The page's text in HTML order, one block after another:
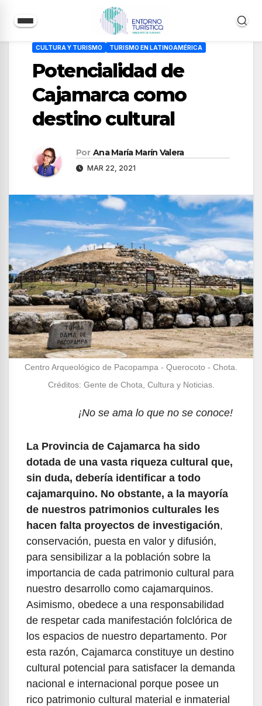
contenido
CULTURA Y TURISMO TURISMO EN LATINOAMÉRICA
Potencialidad de
Cajamarca como
destino cultural
Por Ana María Marín Valera
MAR 22, 2021
Centro Arqueológico de Pacopampa - Querocoto - Chota.
Créditos: Gente de Chota, Cultura y Noticias.
¡No se ama lo que no se conoce!
La Provincia de Cajamarca ha sido
dotada de una vasta riqueza cultural que,
sin duda, debería identificar a todo
cajamarquino. No obstante, a la mayoría
de nuestros patrimonios culturales les
hacen falta proyectos de investigación,
conservación, puesta en valor y difusión,
para sensibilizar a la población sobre la
importancia de cada patrimonio cultural para
nuestro desarrollo como cajamarquinos.
Asimismo, obedece a una responsabilidad
de respetar cada manifestación folclórica de
los espacios de nuestro departamento. Por
esta razón, Cajamarca constituye un destino
cultural potencial para satisfacer la demanda
nacional e internacional porque posee un
rico patrimonio cultural material e inmaterial